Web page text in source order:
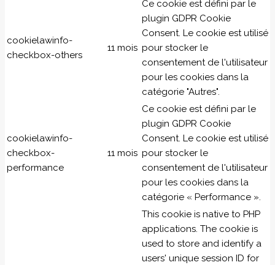
cookielawinfo-
checkbox-others
11 mois
Ce cookie est défini par le
plugin GDPR Cookie
Consent. Le cookie est utilisé
pour stocker le
consentement de l'utilisateur
pour les cookies dans la
catégorie "Autres".
cookielawinfo-
checkbox-
performance
11 mois
Ce cookie est défini par le
plugin GDPR Cookie
Consent. Le cookie est utilisé
pour stocker le
consentement de l'utilisateur
pour les cookies dans la
catégorie « Performance ».
This cookie is native to PHP
applications. The cookie is
used to store and identify a
users' unique session ID for